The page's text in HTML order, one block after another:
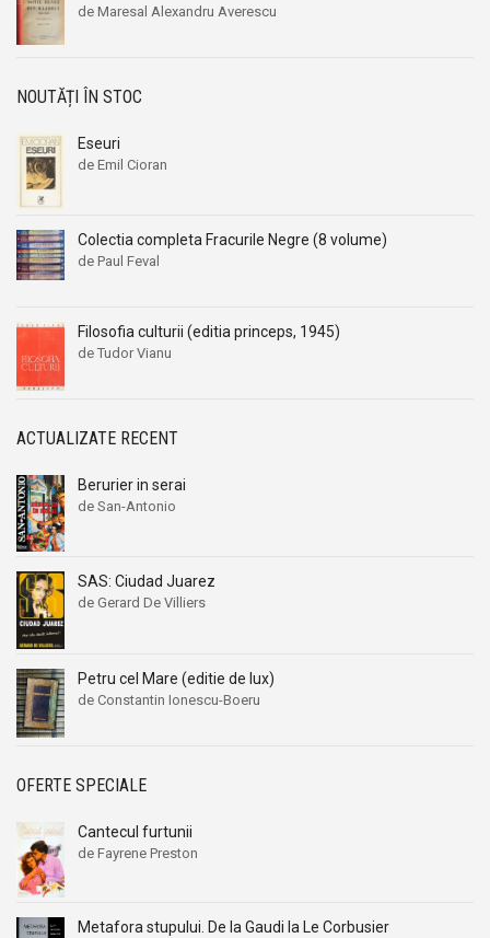
de Maresal Alexandru Averescu
NOUTĂȚI ÎN STOC
Eseuri
de Emil Cioran
Colectia completa Fracurile Negre (8 volume)
de Paul Feval
Filosofia culturii (editia princeps, 1945)
de Tudor Vianu
ACTUALIZATE RECENT
Berurier in serai
de San-Antonio
SAS: Ciudad Juarez
de Gerard De Villiers
Petru cel Mare (editie de lux)
de Constantin Ionescu-Boeru
OFERTE SPECIALE
Cantecul furtunii
de Fayrene Preston
Metafora stupului. De la Gaudi la Le Corbusier